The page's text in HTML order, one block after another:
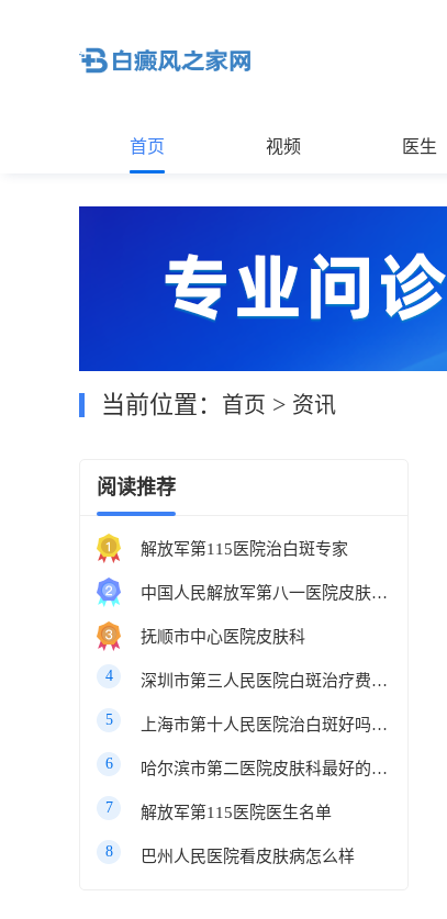
首页 视频 医生
当前位置： 首页 > 资讯
阅读推荐
解放军第115医院治白斑专家
中国人民解放军第八一医院皮肤科最好的医生
抚顺市中心医院皮肤科
4 深圳市第三人民医院白斑治疗费用多少
5 上海市第十人民医院治白斑好吗知乎
6 哈尔滨市第二医院皮肤科最好的医生
7 解放军第115医院医生名单
8 巴州人民医院看皮肤病怎么样